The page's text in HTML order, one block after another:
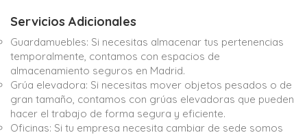
Servicios Adicionales
Guardamuebles: Si necesitas almacenar tus pertenencias
temporalmente, contamos con espacios de
almacenamiento seguros en Madrid.
Grúa elevadora: Si necesitas mover objetos pesados o de
gran tamaño, contamos con grúas elevadoras que pueden
hacer el trabajo de forma segura y eficiente.
Oficinas: Si tu empresa necesita cambiar de sede somos